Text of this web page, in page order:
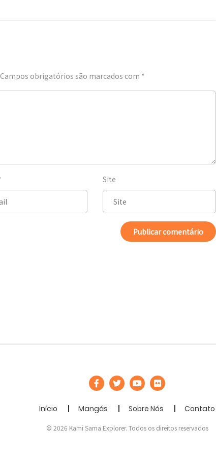
Campos obrigatórios são marcados com *
Site
Início Mangás Sobre Nós Contato
© 2026 Kami Sama Explorer. Todos os direitos reservados